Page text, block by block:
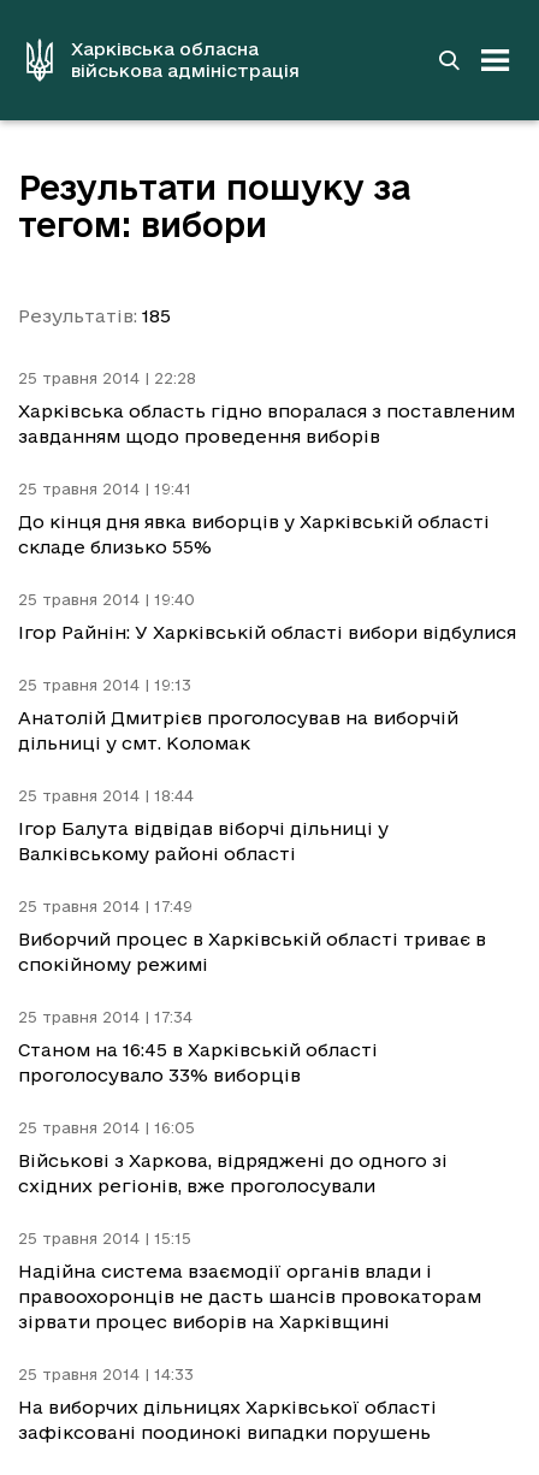
вмістуХарківська обласна
військова адміністрація
Результати пошуку за
тегом: вибори
Результатів: 185
25 травня 2014 | 22:28
Харківська область гідно впоралася з поставленим
завданням щодо проведення виборів
25 травня 2014 | 19:41
До кінця дня явка виборців у Харківській області
складе близько 55%
25 травня 2014 | 19:40
Ігор Райнін: У Харківській області вибори відбулися
25 травня 2014 | 19:13
Анатолій Дмитрієв проголосував на виборчій
дільниці у смт. Коломак
25 травня 2014 | 18:44
Ігор Балута відвідав віборчі дільниці у
Валківському районі області
25 травня 2014 | 17:49
Виборчий процес в Харківській області триває в
спокійному режимі
25 травня 2014 | 17:34
Станом на 16:45 в Харківській області
проголосувало 33% виборців
25 травня 2014 | 16:05
Військові з Харкова, відряджені до одного зі
східних регіонів, вже проголосували
25 травня 2014 | 15:15
Надійна система взаємодії органів влади і
правоохоронців не дасть шансів провокаторам
зірвати процес виборів на Харківщині
25 травня 2014 | 14:33
На виборчих дільницях Харківської області
зафіксовані поодинокі випадки порушень